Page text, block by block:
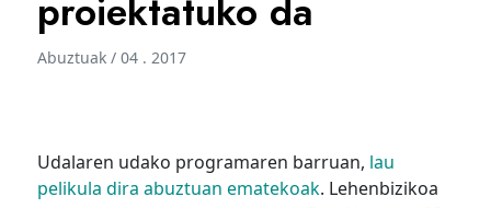
proiektatuko da
Abuztuak / 04 . 2017
Udalaren udako programaren barruan, lau
pelikula dira abuztuan ematekoak. Lehenbizikoa